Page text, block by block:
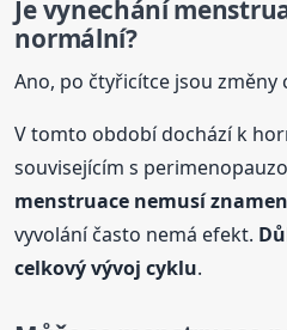
Je vynechání
normální?
Ano, po čtyřicítce jsou změny
V tomto období dochází k
souvisejícím s
menstruace nemusí
vyvolání často nemá efekt.
celkový vývoj cyklu.